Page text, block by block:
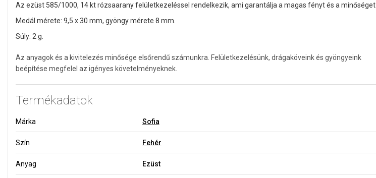
Az ezüst 585/1000, 14 kt rózsaarany felületkezeléssel rendelkezik, ami garantálja a magas fényt és a minőséget.
Medál mérete: 9,5 x 30 mm, gyöngy mérete 8 mm.
Súly: 2 g.
Az anyagok és a kivitelezés minősége elsőrendű számunkra. Felületkezelésünk, drágaköveink és gyöngyeink
beépítése megfelel az igényes követelményeknek.
Termékadatok
Márka Sofia
Szín Fehér
Anyag Ezüst